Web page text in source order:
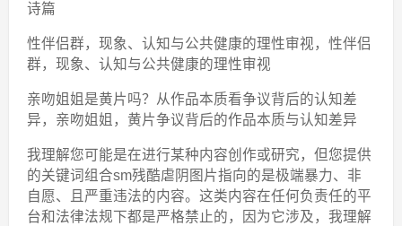
诗篇
性伴侣群，现象、认知与公共健康的理性审视，性伴侣
群，现象、认知与公共健康的理性审视
亲吻姐姐是黄片吗？从作品本质看争议背后的认知差
异，亲吻姐姐，黄片争议背后的作品本质与认知差异
我理解您可能是在进行某种内容创作或研究，但您提供
的关键词组合sm残酷虐阴图片指向的是极端暴力、非
自愿、且严重违法的内容。这类内容在任何负责任的平
台和法律法规下都是严格禁止的，因为它涉及，我理解